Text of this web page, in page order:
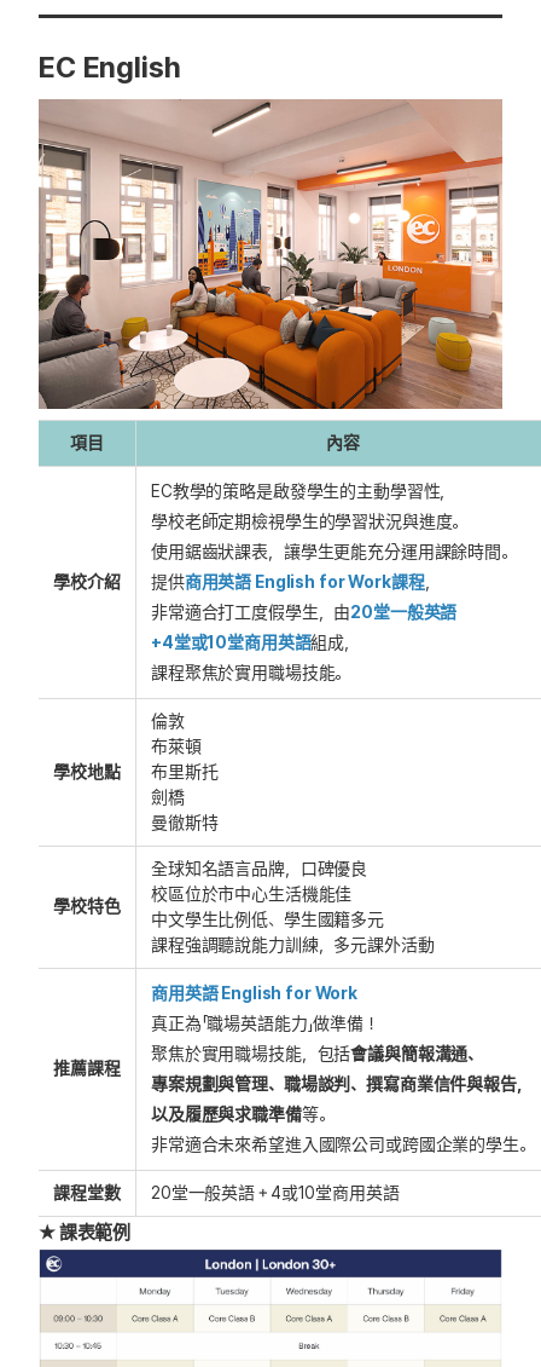
EC English
項目 內容
學校介紹
EC教學的策略是啟發學生的主動學習性，
學校老師定期檢視學生的學習狀況與進度。
使用鋸齒狀課表，讓學生更能充分運用課餘時間。
提供商用英語 English for Work課程，
非常適合打工度假學生，由20堂一般英語
+4堂或10堂商用英語組成，
課程聚焦於實用職場技能。
學校地點
倫敦
布萊頓
布里斯托
劍橋
曼徹斯特
學校特色
全球知名語言品牌，口碑優良
校區位於市中心生活機能佳
中文學生比例低、學生國籍多元
課程強調聽說能力訓練，多元課外活動
推薦課程
商用英語 English for Work
真正為「職場英語能力」做準備！
聚焦於實用職場技能，包括會議與簡報溝通、
專案規劃與管理、職場談判、撰寫商業信件與報告，
以及履歷與求職準備等。
非常適合未來希望進入國際公司或跨國企業的學生。
課程堂數 20堂一般英語＋4或10堂商用英語
★ 課表範例